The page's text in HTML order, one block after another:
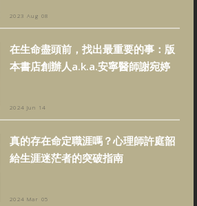
2023 Aug 08
在生命盡頭前，找出最重要的事：版
本書店創辦人a.k.a.安寧醫師謝宛婷
2024 Jun 14
真的存在命定職涯嗎？心理師許庭韶
給生涯迷茫者的突破指南
2024 Mar 05